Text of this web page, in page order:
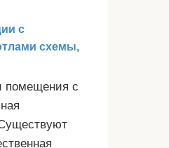
с
схемы,
помещения с